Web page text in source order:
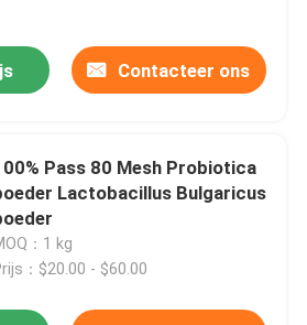
Contacteer ons
Pass 80 Mesh Probiotica
Lactobacillus Bulgaricus
：1 kg
：$20.00 - $60.00